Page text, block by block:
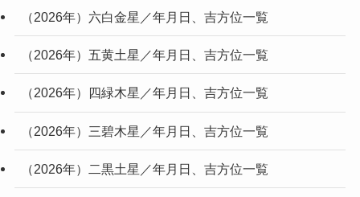
（2026年）六白金星／年月日、吉方位一覧
（2026年）五黄土星／年月日、吉方位一覧
（2026年）四緑木星／年月日、吉方位一覧
（2026年）三碧木星／年月日、吉方位一覧
（2026年）二黒土星／年月日、吉方位一覧